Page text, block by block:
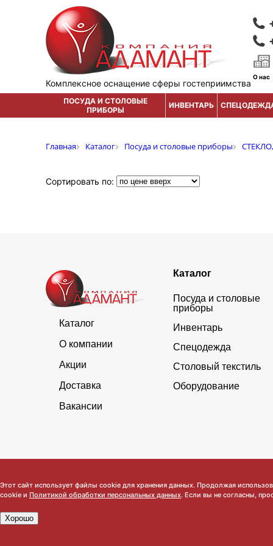
Комплексное оснащение сферы гостеприимства
О нас
ПОСУДА И СТОЛОВЫЕ
ПРИБОРЫ
ИНВЕНТАРЬ
Главная Каталог Посуда и столовые приборы
Сортировать по:
Каталог
О компании
Акции
Доставка
Вакансии
Каталог
Посуда и столовые
приборы
Инвентарь
Спецодежда
Столовый текстиль
Оборудование
Этот сайт использует файлы cookie для хранения данных. Продолжая
cookie и Политикой обработки персональных данных. Если вы не согласны,
Хорошо